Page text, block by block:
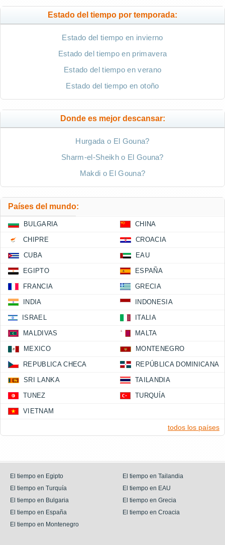
Estado del tiempo por temporada:
Estado del tiempo en invierno
Estado del tiempo en primavera
Estado del tiempo en verano
Estado del tiempo en otoño
Donde es mejor descansar:
Hurgada o El Gouna?
Sharm-el-Sheikh o El Gouna?
Makdi o El Gouna?
Países del mundo:
BULGARIA CHINA
CHIPRE CROACIA
CUBA EAU
EGIPTO ESPAÑA
FRANCIA GRECIA
INDIA INDONESIA
ISRAEL ITALIA
MALDIVAS MALTA
MEXICO MONTENEGRO
REPUBLICA CHECA REPÚBLICA DOMINICANA
SRI LANKA TAILANDIA
TUNEZ TURQUÍA
VIETNAM
todos los países
El tiempo en Egipto
El tiempo en Tailandia
El tiempo en Turquía
El tiempo en EAU
El tiempo en Bulgaria
El tiempo en Grecia
El tiempo en España
El tiempo en Croacia
El tiempo en Montenegro